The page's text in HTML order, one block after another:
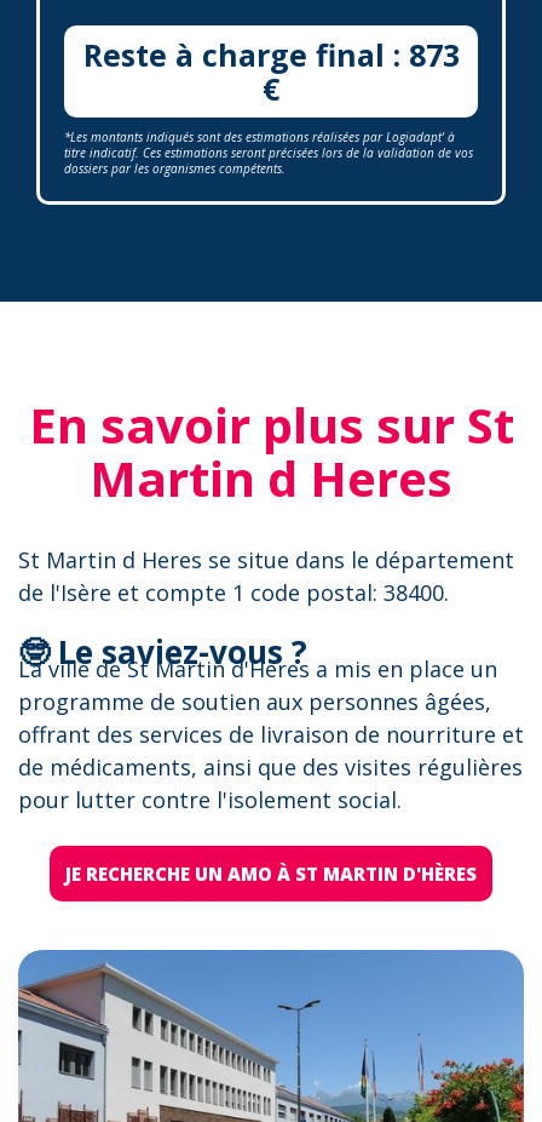
Reste à charge final : 873
€
*Les montants indiqués sont des estimations réalisées par Logiadapt' à
titre indicatif. Ces estimations seront précisées lors de la validation de vos
dossiers par les organismes compétents.
En savoir plus sur St
Martin d Heres
St Martin d Heres se situe dans le département
de l'Isère et compte 1 code postal: 38400.
🤓 Le saviez-vous ?
La ville de St Martin d'Heres a mis en place un
programme de soutien aux personnes âgées,
offrant des services de livraison de nourriture et
de médicaments, ainsi que des visites régulières
pour lutter contre l'isolement social.
JE RECHERCHE UN AMO À ST MARTIN D'HÈRES